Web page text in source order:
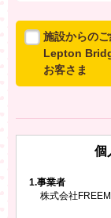
施設からの
Lepton
お客さま
いいたします
※ご兄弟姉妹
所属施設
個
1.事業者
株式会社